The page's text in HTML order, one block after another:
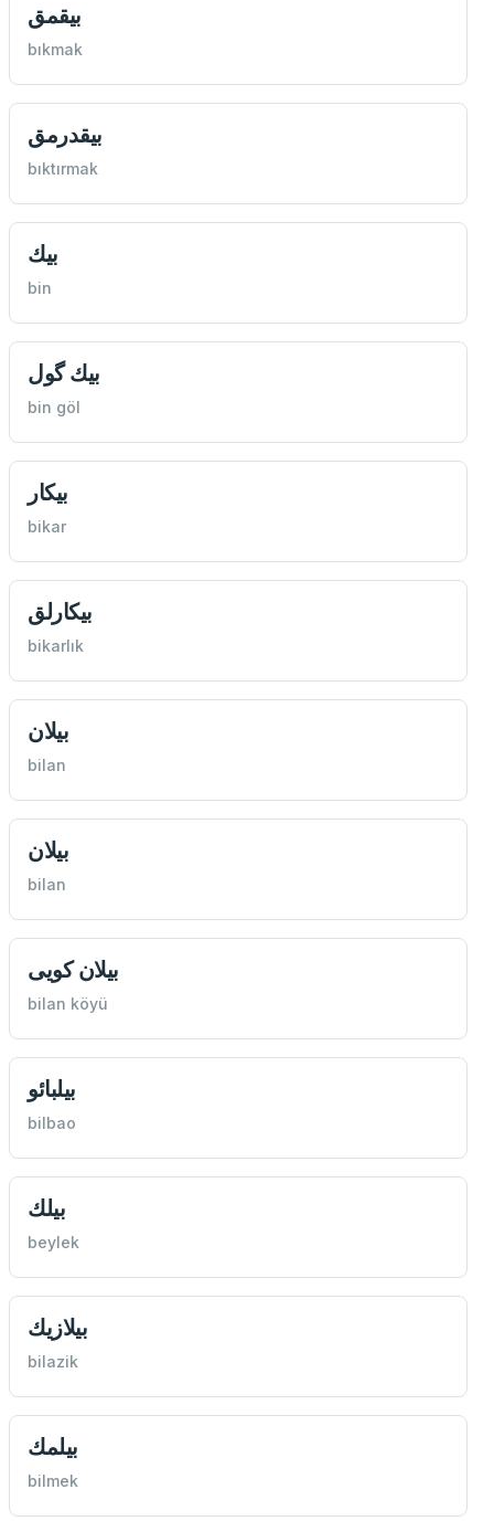
بيقمق
bıkmak
بيقدرمق
bıktırmak
بيك
bin
بيك گول
bin göl
بيكار
bikar
بيكارلق
bikarlık
بيلان
bilan
بيلان
bilan
بيلان كویی
bilan köyü
بيلبائو
bilbao
بيلك
beylek
بيلازيك
bilazik
بيلمك
bilmek